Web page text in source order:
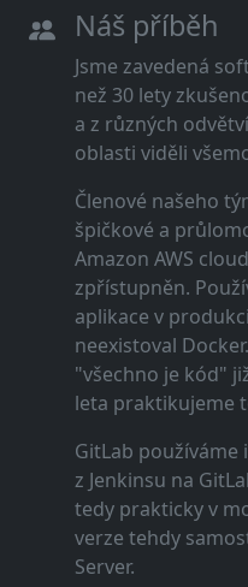
Náš příběh
Jsme zavedená
než 30 lety
a z různých
oblasti viděli
Členové našeho
špičkové a
Amazon AWS
zpřístupněn.
aplikace v
neexistoval
"všechno je kód"
leta praktikujeme
GitLab
z Jenkinsu na
tedy prakticky v
verze tehdy
Server.